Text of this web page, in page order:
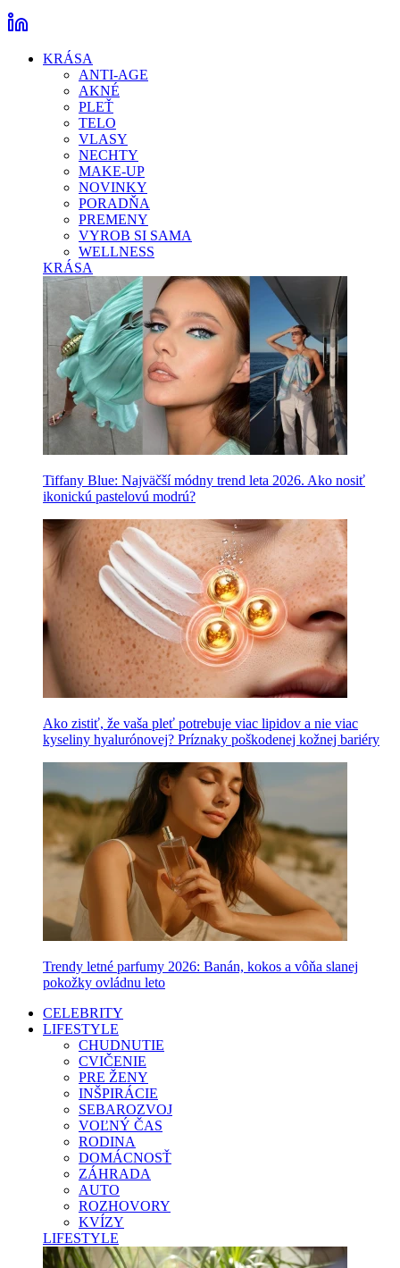
KRÁSA
ANTI-AGE
AKNÉ
PLEŤ
TELO
VLASY
NECHTY
MAKE-UP
NOVINKY
PORADŇA
PREMENY
VYROB SI SAMA
WELLNESS
KRÁSA
Tiffany Blue: Najväčší módny trend leta 2026. Ako nosiť
ikonickú pastelovú modrú?
Ako zistiť, že vaša pleť potrebuje viac lipidov a nie viac
kyseliny hyalurónovej? Príznaky poškodenej kožnej bariéry
Trendy letné parfumy 2026: Banán, kokos a vôňa slanej
pokožky ovládnu leto
CELEBRITY
LIFESTYLE
CHUDNUTIE
CVIČENIE
PRE ŽENY
INŠPIRÁCIE
SEBAROZVOJ
VOĽNÝ ČAS
RODINA
DOMÁCNOSŤ
ZÁHRADA
AUTO
ROZHOVORY
KVÍZY
LIFESTYLE